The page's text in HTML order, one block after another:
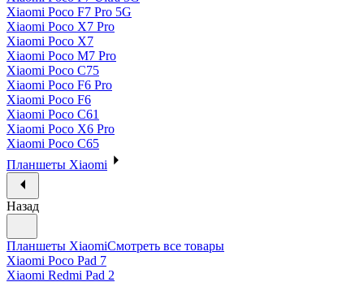
Xiaomi Poco F7 Pro 5G
Xiaomi Poco X7 Pro
Xiaomi Poco X7
Xiaomi Poco M7 Pro
Xiaomi Poco C75
Xiaomi Poco F6 Pro
Xiaomi Poco F6
Xiaomi Poco C61
Xiaomi Poco X6 Pro
Xiaomi Poco C65
Планшеты Xiaomi
Назад
Планшеты XiaomiСмотреть все товары
Xiaomi Poco Pad 7
Xiaomi Redmi Pad 2